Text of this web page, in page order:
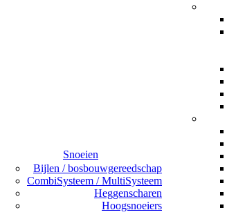
Snoeien
Bijlen / bosbouwgereedschap
CombiSysteem / MultiSysteem
Heggenscharen
Hoogsnoeiers